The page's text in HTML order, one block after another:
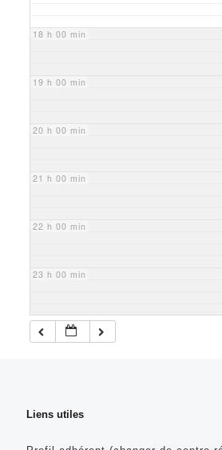
18 h 00 min
19 h 00 min
20 h 00 min
21 h 00 min
22 h 00 min
23 h 00 min
Liens utiles